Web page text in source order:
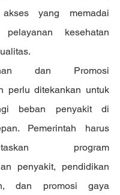
yang memadai
pelayanan kesehatan
dan Promosi
perlu ditekankan untuk
beban penyakit di
Pemerintah harus
program
penyakit, pendidikan
dan promosi gaya